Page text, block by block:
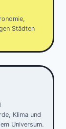
Städten
Klima und
Universum.